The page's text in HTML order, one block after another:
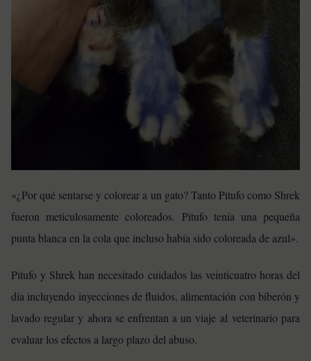
«¿Por qué sentarse y colorear a un gato? Tanto Pitufo como Shrek
fueron meticulosamente coloreados. Pitufo tenía una pequeña
punta blanca en la cola que incluso había sido coloreada de azul».
Pitufo y Shrek han necesitado cuidados las veinticuatro horas del
día incluyendo inyecciones de fluidos, alimentación con biberón y
lavado regular y ahora se enfrentan a un viaje al veterinario para
evaluar los efectos a largo plazo del abuso.